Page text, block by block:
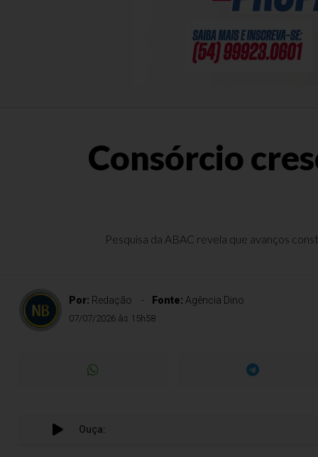
Consórcio
Pesquisa da ABAC revela que avanços
Por: Redação Fonte: Agência Dino
07/07/2026 às 15h58
Ouça: